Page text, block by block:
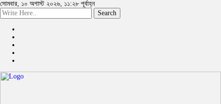
সোমবার, ১০ অগাস্ট ২০২৬, ১১:২৮ পূর্বাহ্ন
Search